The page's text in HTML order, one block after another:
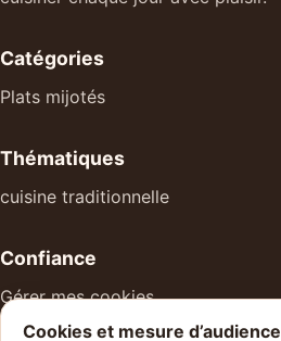
Catégories
Plats mijotés
Thématiques
cuisine traditionnelle
Confiance
Gérer mes cookies
À propos
Cookies et mesure d’audience